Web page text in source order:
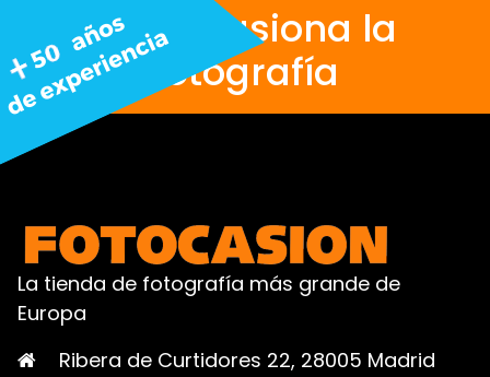
Nos apasiona la
fotografía
La tienda de fotografía más grande de
Europa
Ribera de Curtidores 22, 28005 Madrid